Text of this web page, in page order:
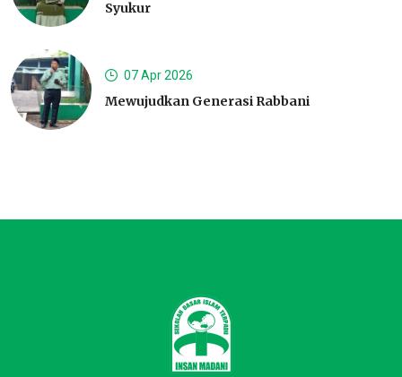
Syukur
07 Apr 2026
Mewujudkan Generasi Rabbani